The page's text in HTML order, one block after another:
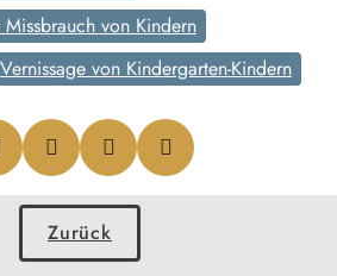
Missbrauch von Kindern
Vernissage von Kindergarten-Kindern
Zurück